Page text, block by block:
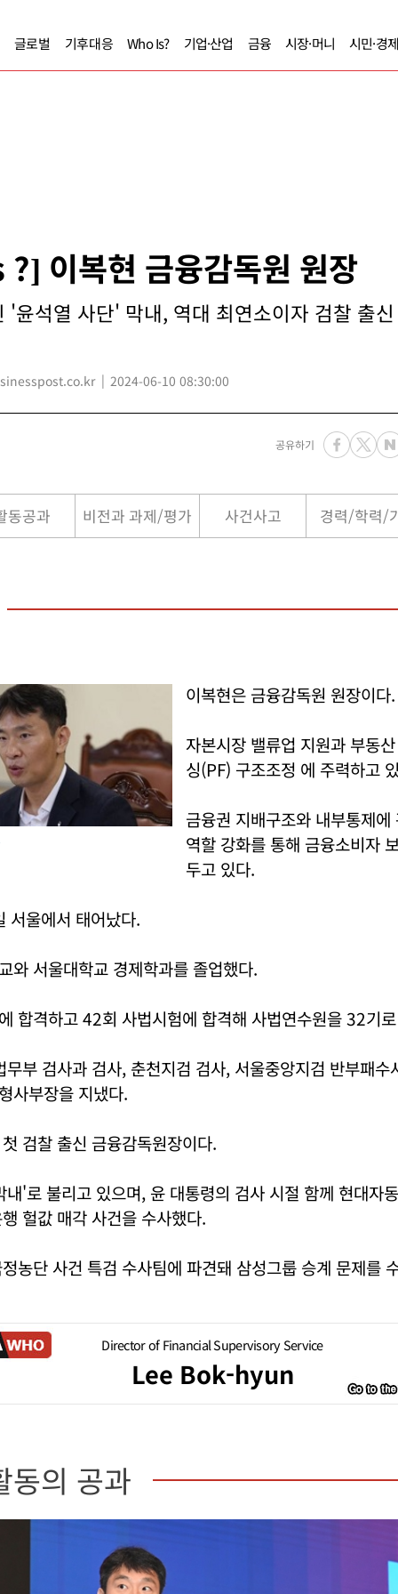
글로벌 기후대응 Who Is? 기업·산업 금융 시장·머니 시민·경
이복현 금융감독원 원장
'윤석열 사단' 막내, 역대 최연소이자 검찰 출
2024-06-10 08:30:00
공유하기
동공과 비전과 과제/평가 사건사고 경력/학력/
이복현은 금융감독원 원장이다.
자본시장 밸류업 지원과 부동
싱(PF) 구조조정 에 주력하고
금융권 지배구조와 내부통제에
역할 강화를 통해 금융소비자
두고 있다.
울에서 태어났다.
와 서울대학교 경제학과를 졸업했다.
합격하고 42회 사법시험에 합격해 사법연수원을 32기
무부 검사과 검사, 춘천지검 검사, 서울중앙지검 반부패수
사부장을 지냈다.
검찰 출신 금융감독원장이다.
'로 불리고 있으며, 윤 대통령의 검사 시절 함께 현대자
헐값 매각 사건을 수사했다.
농단 사건 특검 수사팀에 파견돼 삼성그룹 승계 문제를
Director of Financial Supervisory Service
Lee Bok-hyun
동의 공과